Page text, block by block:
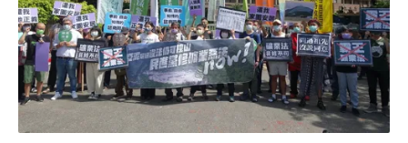
是希望能一次性、整體性解決所有問題，並透過亞泥案這
件指標性案件的成功，帶動立法與行政實踐原住民族轉型
正義與權益保障。謝孟羽並提到，除了應修改《礦業法》
第31條「展限原則核准，例外駁回」、第13條「